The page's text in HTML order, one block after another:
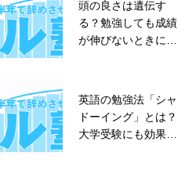
頭の良さは遺伝す
る？勉強しても成績
が伸びないときに、
英語の勉強法「シャ
ドーイング」とは？
大学受験にも効果的
【大学受験】合格に
必要な勉強時間は何
時間？｜レベル別・
う
【徹底比較】英作文
におすすめの問題
集！和文英訳の参考